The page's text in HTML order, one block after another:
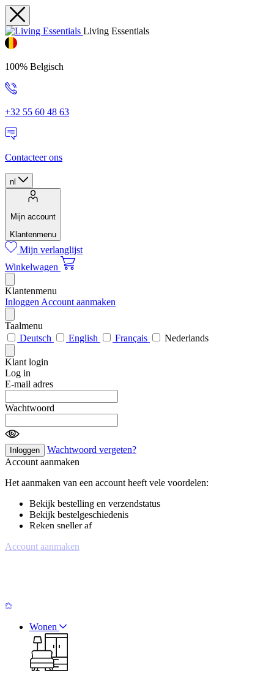
Living Essentials
100% Belgisch
+32 55 60 48 63
Contacteer ons
nl
Mijn account
Klantenmenu
Mijn verlanglijst
Winkelwagen
Klantenmenu
Inloggen Account aanmaken
Taalmenu
Deutsch
English Français Nederlands
Klant login
Log in
E-mail adres
Wachtwoord
Inloggen
Wachtwoord vergeten?
Account aanmaken
Het aanmaken van een account heeft vele voordelen:
Bekijk bestelling en verzendstatus
Bekijk bestelgeschiedenis
Reken sneller af
Account aanmaken
Wonen